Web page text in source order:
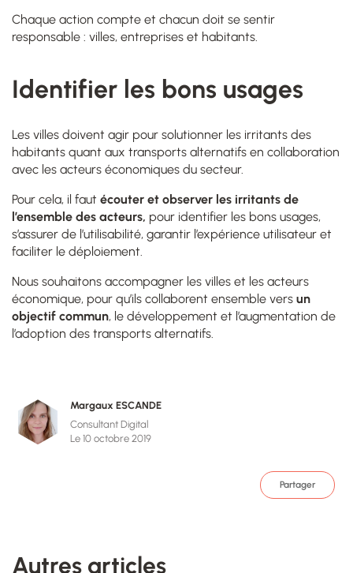
Chaque action compte et chacun doit se sentir
responsable : villes, entreprises et habitants.
Identifier les bons usages
Les villes doivent agir pour solutionner les irritants des
habitants quant aux transports alternatifs en collaboration
avec les acteurs économiques du secteur.
Pour cela, il faut écouter et observer les irritants de
l’ensemble des acteurs, pour identifier les bons usages,
s’assurer de l’utilisabilité, garantir l’expérience utilisateur et
faciliter le déploiement.
Nous souhaitons accompagner les villes et les acteurs
économique, pour qu’ils collaborent ensemble vers un
objectif commun, le développement et l’augmentation de
l’adoption des transports alternatifs.
Margaux ESCANDE
Consultant Digital
Le 10 octobre 2019
Partager
Autres articles